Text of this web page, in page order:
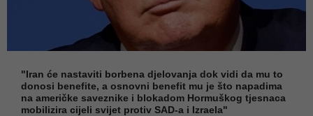
"Iran će nastaviti borbena djelovanja dok vidi da mu to
donosi benefite, a osnovni benefit mu je što napadima
na američke saveznike i blokadom Hormuškog tjesnaca
mobilizira cijeli svijet protiv SAD-a i Izraela"